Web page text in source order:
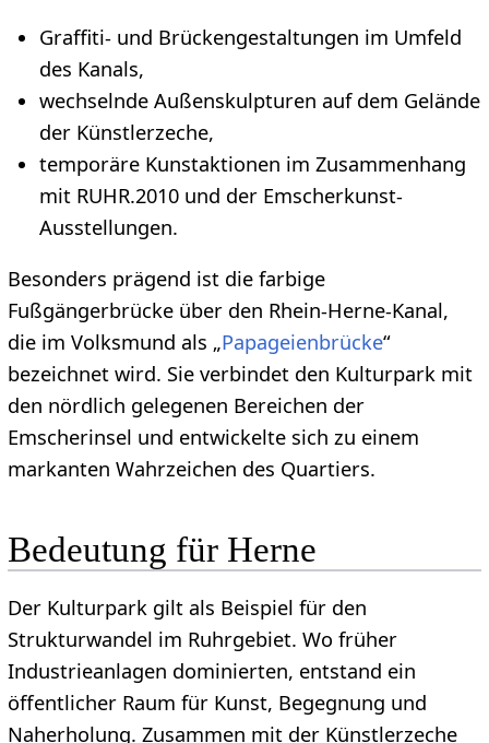
Graffiti- und Brückengestaltungen im Umfeld
des Kanals,
wechselnde Außenskulpturen auf dem Gelände
der Künstlerzeche,
temporäre Kunstaktionen im Zusammenhang
mit RUHR.2010 und der Emscherkunst-
Ausstellungen.
Besonders prägend ist die farbige
Fußgängerbrücke über den Rhein-Herne-Kanal,
die im Volksmund als „Papageienbrücke“
bezeichnet wird. Sie verbindet den Kulturpark mit
den nördlich gelegenen Bereichen der
Emscherinsel und entwickelte sich zu einem
markanten Wahrzeichen des Quartiers.
Bedeutung für Herne
Der Kulturpark gilt als Beispiel für den
Strukturwandel im Ruhrgebiet. Wo früher
Industrieanlagen dominierten, entstand ein
öffentlicher Raum für Kunst, Begegnung und
Naherholung. Zusammen mit der Künstlerzeche